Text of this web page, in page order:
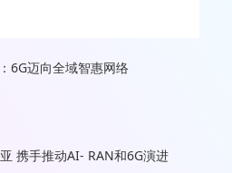
6G迈向全域智惠网络
携手推动AI- RAN和6G演进